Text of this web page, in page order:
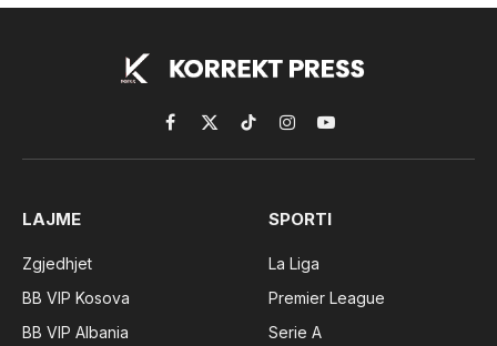
Facebook
X
(Twitter)
TikTokInstagramYouTube
LAJME
Zgjedhjet
BB VIP Kosova
BB VIP Albania
SPORTI
La Liga
Premier League
Serie A